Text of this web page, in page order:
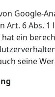
Google-
Art. 6 Abs. 1
ein
seine